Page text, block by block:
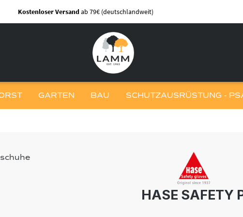
Kostenloser Versandab 79€ (deutschlandweit)
GARTEN BAU SCHUTZAUSRÜSTUNG -
HASE SAFETY